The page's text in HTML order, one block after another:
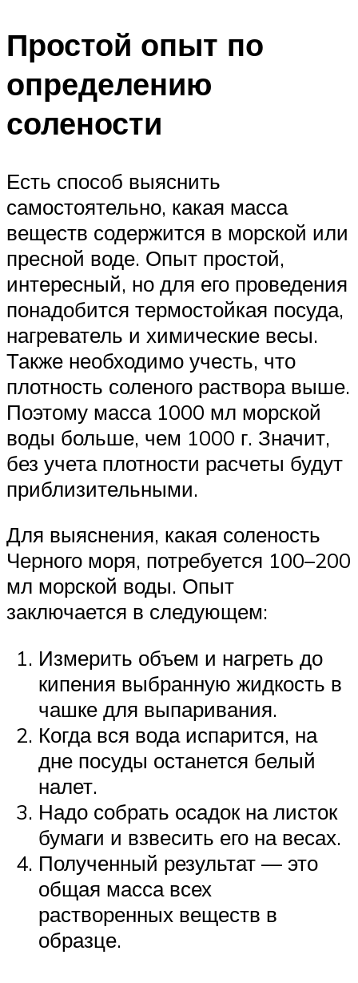
Простой опыт по
определению
солености
Есть способ выяснить
самостоятельно, какая масса
веществ содержится в морской или
пресной воде. Опыт простой,
интересный, но для его проведения
понадобится термостойкая посуда,
нагреватель и химические весы.
Также необходимо учесть, что
плотность соленого раствора выше.
Поэтому масса 1000 мл морской
воды больше, чем 1000 г. Значит,
без учета плотности расчеты будут
приблизительными.
Для выяснения, какая соленость
Черного моря, потребуется 100–200
мл морской воды. Опыт
заключается в следующем:
Измерить объем и нагреть до
кипения выбранную жидкость в
чашке для выпаривания.
Когда вся вода испарится, на
дне посуды останется белый
налет.
Надо собрать осадок на листок
бумаги и взвесить его на весах.
Полученный результат — это
общая масса всех
растворенных веществ в
образце.